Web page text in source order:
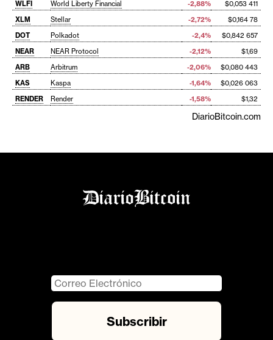
WLFI World Liberty Financial -2,88%
$0,053 411
XLM
Stellar -2,72%
$0,164 78
DOT
Polkadot -2,4%
$0,842 657
NEAR
NEAR Protocol -2,12%
$1,69
ARB
Arbitrum -2,06%
$0,080 443
KAS
Kaspa -1,64%
$0,026 063
RENDER
Render -1,58% $1,32
DiarioBitcoin.com